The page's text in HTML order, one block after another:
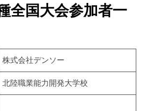
全国大会参加者一
株式会社デンソー
北陸職業能力開発大学校